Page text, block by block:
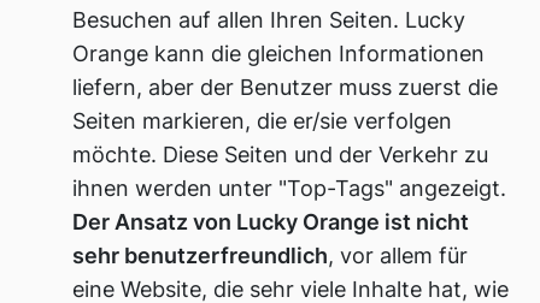
Besuchen auf allen Ihren Seiten. Lucky
Orange kann die gleichen Informationen
liefern, aber der Benutzer muss zuerst die
Seiten markieren, die er/sie verfolgen
möchte. Diese Seiten und der Verkehr zu
ihnen werden unter "Top-Tags" angezeigt.
Der Ansatz von Lucky Orange ist nicht
sehr benutzerfreundlich, vor allem für
eine Website, die sehr viele Inhalte hat, wie